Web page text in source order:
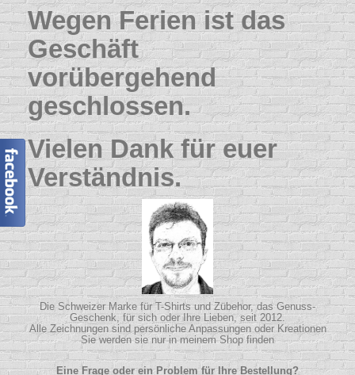
Wegen Ferien ist das
Geschäft
vorübergehend
geschlossen.
Vielen Dank für euer
Verständnis.
Die Schweizer Marke für T-Shirts und Zübehor, das Genuss-
Geschenk, für sich oder Ihre Lieben, seit 2012.
Alle Zeichnungen sind persönliche Anpassungen oder Kreationen
Sie werden sie nur in meinem Shop finden
Eine Frage oder ein Problem für Ihre Bestellung?